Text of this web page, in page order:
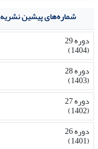
شماره‌های پیشین نشریه
دوره 29
(1404)
دوره 28
(1403)
دوره 27
(1402)
دوره 26
(1401)